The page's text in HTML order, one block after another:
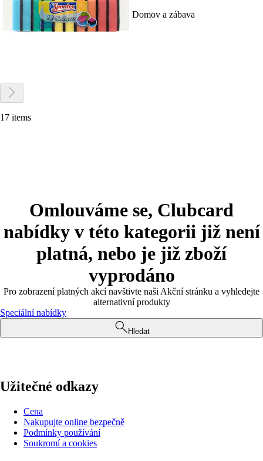
Domov a zábava
17 items
Omlouváme se, Clubcard
nabídky v této kategorii již není
platná, nebo je již zboží
vyprodáno
Pro zobrazení platných akcí navštivte naši Akční stránku a vyhledejte
alternativní produkty
Speciální nabídky
Hledat
Užitečné odkazy
Cena
Nakupujte online bezpečně
Podmínky používání
Soukromí a cookies